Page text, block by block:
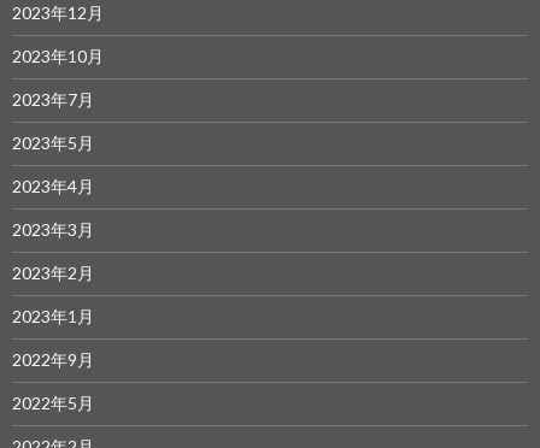
2023年12月
2023年10月
2023年7月
2023年5月
2023年4月
2023年3月
2023年2月
2023年1月
2022年9月
2022年5月